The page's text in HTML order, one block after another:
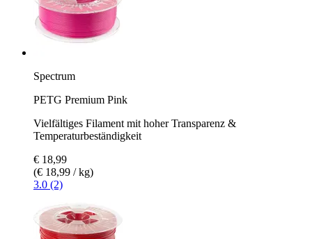
Spectrum
PETG Premium Pink
Vielfältiges Filament mit hoher Transparenz &
Temperaturbeständigkeit
€ 18,99
(€ 18,99 / kg)
3.0 (2)